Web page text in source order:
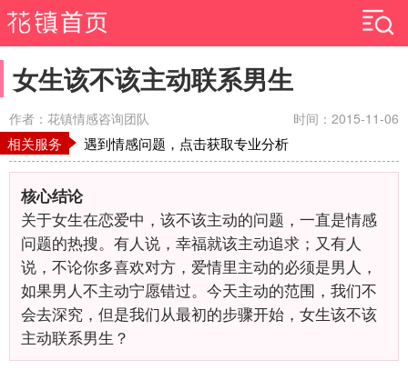
女生该不该主动联系男生
作者：花镇情感咨询团队 时间：2015-11-06
相关服务 遇到情感问题，点击获取专业分析
核心结论
关于女生在恋爱中，该不该主动的问题，一直是情感
问题的热搜。有人说，幸福就该主动追求；又有人
说，不论你多喜欢对方，爱情里主动的必须是男人，
如果男人不主动宁愿错过。今天主动的范围，我们不
会去深究，但是我们从最初的步骤开始，女生该不该
主动联系男生？